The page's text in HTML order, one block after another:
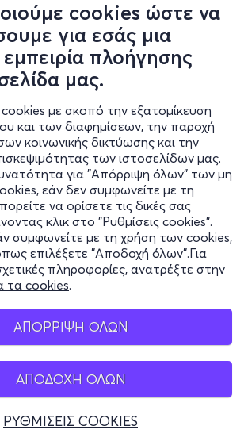
cookies ώστε να
για εσάς μια
πλοήγησης
μας.
με σκοπό την εξατομίκευση
και των διαφημίσεων, την παροχή
κοινωνικής δικτύωσης και την
των ιστοσελίδων μας.
για "Απόρριψη όλων" των μη
εάν δεν συμφωνείτε με τη
να ορίσετε τις δικές σας
κλικ στο "Ρυθμίσεις cookies".
συμφωνείτε με τη χρήση των cookies,
επιλέξετε "Αποδοχή όλων".Για
πληροφορίες, ανατρέξτε στην
τα cookies.
ΑΠΟΡΡΙΨΗ ΟΛΩΝ
ΑΠΟΔΟΧΗ ΟΛΩΝ
ΡΥΘΜΙΣΕΙΣ COOKIES